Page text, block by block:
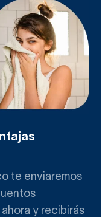
te enviaremos
y recibirás